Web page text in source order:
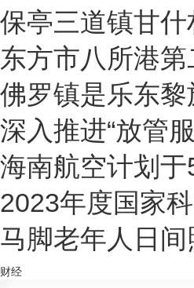
保亭三道镇甘
东方市八所港
佛罗镇是乐东
深入推进“放管
海南航空计划
2023年度国家
马脚老年人日
财经